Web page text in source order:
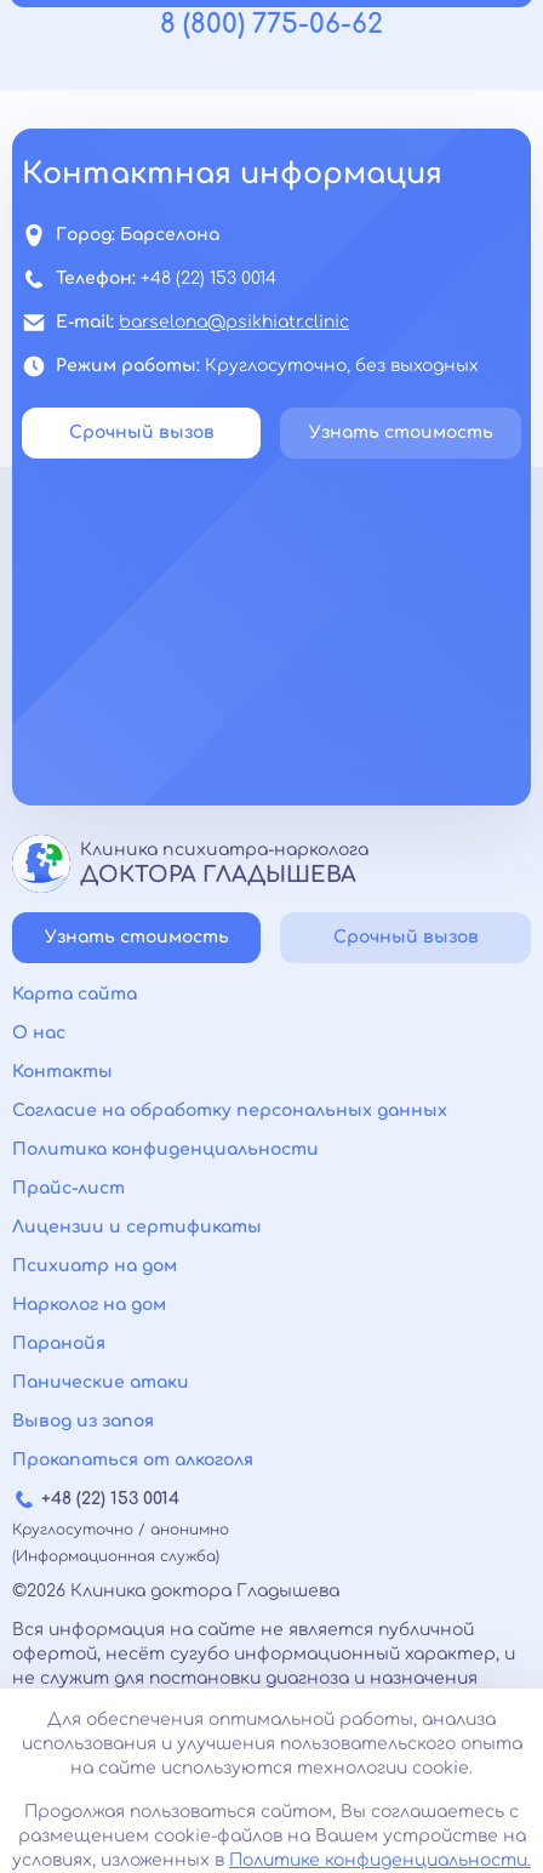
8 (800) 775-06-62
Контактная информация
Город: Барселона
Телефон: +48 (22) 153 0014
E-mail: barselona@psikhiatr.clinic
Режим работы: Круглосуточно, без выходных
Срочный вызов Узнать стоимость
Клиника психиатра-нарколога
ДОКТОРА ГЛАДЫШЕВА
Узнать стоимость Срочный вызов
Карта сайта
О нас
Контакты
Согласие на обработку персональных данных
Политика конфиденциальности
Прайс-лист
Лицензии и сертификаты
Психиатр на дом
Нарколог на дом
Паранойя
Панические атаки
Вывод из запоя
Прокапаться от алкоголя
+48 (22) 153 0014
Круглосуточно / анонимно
(Информационная служба)
©2026 Клиника доктора Гладышева
Вся информация на сайте не является публичной
офертой, несёт сугубо информационный характер, и
не служит для постановки диагноза и назначения
Есть противопоказания, необходимо
проконсультироваться с врачом. Консультационные
услуги, оказываемые по телефону, мессенджерам и в
соцсетях носят исключительно информационный
характер и не являются медицинскими услугами.
Оставаясь на сайте вы соглашаетесь на
Для обеспечения оптимальной работы, анализа
использования и улучшения пользовательского опыта
на сайте используются технологии cookie.
Продолжая пользоваться сайтом, Вы соглашаетесь с
размещением cookie-файлов на Вашем устройстве на
условиях, изложенных в
Политике конфиденциальности.